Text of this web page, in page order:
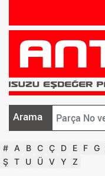
Arama
# A B C Ç D E F G
Ş T U Ü V Y Z